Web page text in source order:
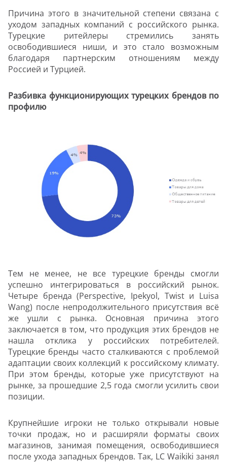
Причина этого в значительной степени связана с
уходом западных компаний с российского рынка.
Турецкие ритейлеры стремились занять
освободившиеся ниши, и это стало возможным
благодаря партнерским отношениям между
Россией и Турцией.
Разбивка функционирующих турецких брендов по
профилю
Тем не менее, не все турецкие бренды смогли
успешно интегрироваться в российский рынок.
Четыре бренда (Perspective, Ipekyol, Twist и Luisa
Wang) после непродолжительного присутствия всё
же ушли с рынка. Основная причина этого
заключается в том, что продукция этих брендов не
нашла отклика у российских потребителей.
Турецкие бренды часто сталкиваются с проблемой
адаптации своих коллекций к российскому климату.
При этом бренды, которые уже присутствуют на
рынке, за прошедшие 2,5 года смогли усилить свои
позиции.
Крупнейшие игроки не только открывали новые
точки продаж, но и расширяли форматы своих
магазинов, занимая помещения, освободившиеся
после ухода западных брендов. Так, LC Waikiki занял